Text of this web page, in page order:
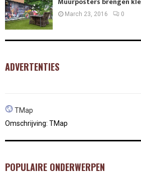
March 23, 2016 0
ADVERTENTIES
TMap
Omschrijving: TMap
POPULAIRE ONDERWERPEN